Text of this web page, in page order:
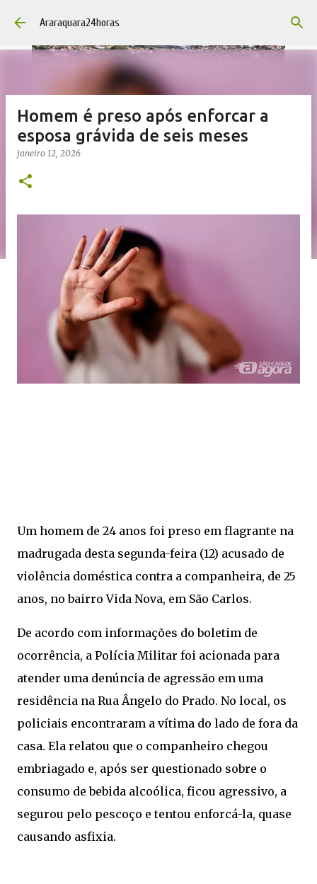
Pular para o conteúdo principal
Araraquara24horas
Homem é preso após enforcar a
esposa grávida de seis meses
janeiro 12, 2026
Um homem de 24 anos foi preso em flagrante na
madrugada desta segunda-feira (12) acusado de
violência doméstica contra a companheira, de 25
anos, no bairro Vida Nova, em São Carlos.
De acordo com informações do boletim de
ocorrência, a Polícia Militar foi acionada para
atender uma denúncia de agressão em uma
residência na Rua Ângelo do Prado. No local, os
policiais encontraram a vítima do lado de fora da
casa. Ela relatou que o companheiro chegou
embriagado e, após ser questionado sobre o
consumo de bebida alcoólica, ficou agressivo, a
segurou pelo pescoço e tentou enforcá-la, quase
causando asfixia.